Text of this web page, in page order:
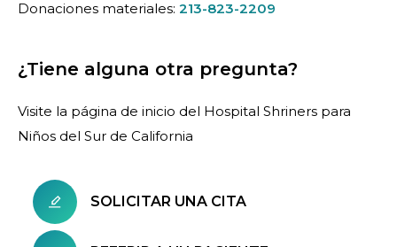
Donaciones materiales: 213-823-2209
¿Tiene alguna otra pregunta?
Visite la página de inicio del Hospital Shriners para
Niños del Sur de California
SOLICITAR UNA CITA